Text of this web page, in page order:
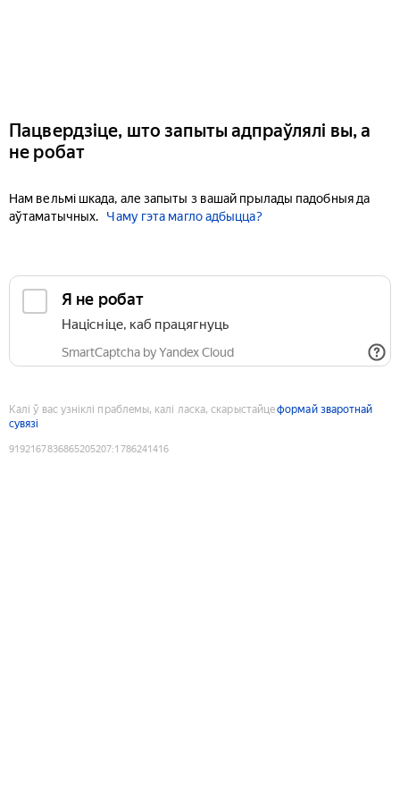
Пацвердзіце, што запыты адпраўлялі вы, а
не робат
Нам вельмі шкада, але запыты з вашай прылады падобныя да
аўтаматычных.
Чаму гэта магло адбыцца?
Я не робат
Націсніце, каб працягнуць
SmartCaptcha by Yandex Cloud
Калі ў вас узніклі праблемы, калі ласка, скарыстайцеформай зваротнай
сувязі
9192167836865205207:1786241416